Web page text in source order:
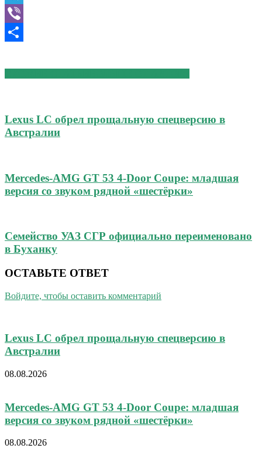
Telegram
Viber
Lexus LC обрел прощальную спецверсию в
Австралии
Mercedes-AMG GT 53 4-Door Coupe: младшая
версия со звуком рядной «шестёрки»
Семейство УАЗ СГР официально переименовано
в Буханку
ОСТАВЬТЕ ОТВЕТ
Войдите, чтобы оставить комментарий
Lexus LC обрел прощальную спецверсию в
Австралии
08.08.2026
Mercedes-AMG GT 53 4-Door Coupe: младшая
версия со звуком рядной «шестёрки»
08.08.2026